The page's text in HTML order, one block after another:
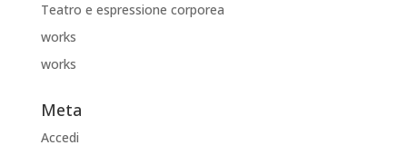
Teatro e espressione corporea
works
works
Meta
Accedi